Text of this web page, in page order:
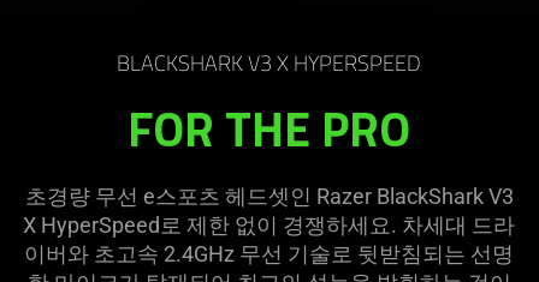
BLACKSHARK V3 X HYPERSPEED
FOR THE PRO
초경량 무선 e스포츠 헤드셋인 Razer BlackShark V3
X HyperSpeed로 제한 없이 경쟁하세요. 차세대 드라
이버와 초고속 2.4GHz 무선 기술로 뒷받침되는 선명